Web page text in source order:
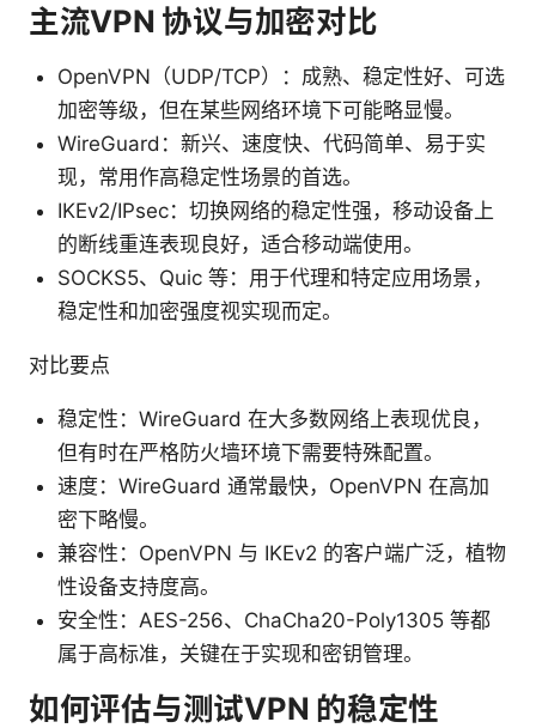
主流VPN 协议与加密对比
OpenVPN（UDP/TCP）：成熟、稳定性好、可选
加密等级，但在某些网络环境下可能略显慢。
WireGuard：新兴、速度快、代码简单、易于实
现，常用作高稳定性场景的首选。
IKEv2/IPsec：切换网络的稳定性强，移动设备上
的断线重连表现良好，适合移动端使用。
SOCKS5、Quic 等：用于代理和特定应用场景，
稳定性和加密强度视实现而定。
对比要点
稳定性：WireGuard 在大多数网络上表现优良，
但有时在严格防火墙环境下需要特殊配置。
速度：WireGuard 通常最快，OpenVPN 在高加
密下略慢。
兼容性：OpenVPN 与 IKEv2 的客户端广泛，植物
性设备支持度高。
安全性：AES-256、ChaCha20-Poly1305 等都
属于高标准，关键在于实现和密钥管理。
如何评估与测试VPN 的稳定性